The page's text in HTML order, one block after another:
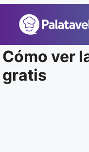
conteúdo
Cómo ver
gratis